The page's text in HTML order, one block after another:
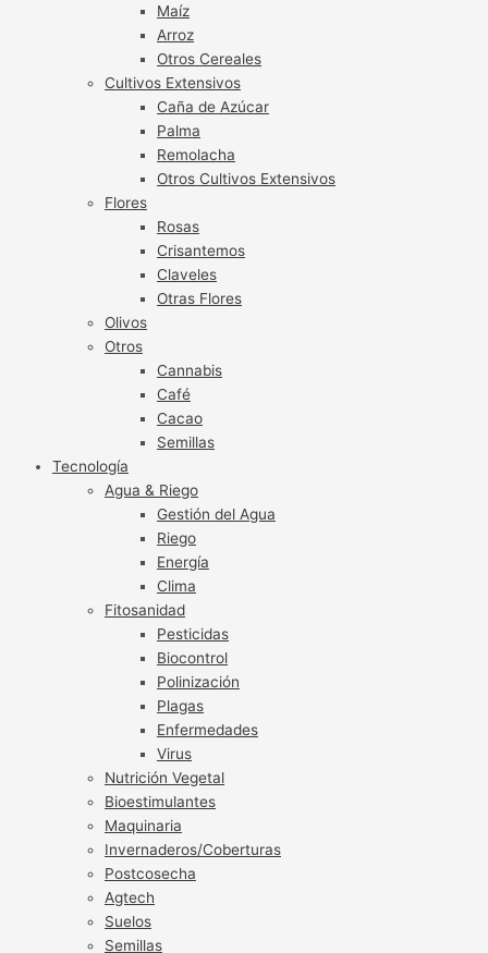
Maíz
Arroz
Otros Cereales
Cultivos Extensivos
Caña de Azúcar
Palma
Remolacha
Otros Cultivos Extensivos
Flores
Rosas
Crisantemos
Claveles
Otras Flores
Olivos
Otros
Cannabis
Café
Cacao
Semillas
Tecnología
Agua & Riego
Gestión del Agua
Riego
Energía
Clima
Fitosanidad
Pesticidas
Biocontrol
Polinización
Plagas
Enfermedades
Virus
Nutrición Vegetal
Bioestimulantes
Maquinaria
Invernaderos/Coberturas
Postcosecha
Agtech
Suelos
Semillas